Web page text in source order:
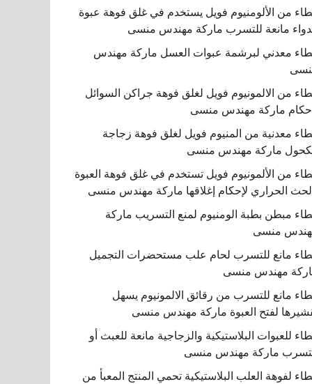
من الألومنيوم فويل يستخدم في غلق فوهة عبوة
مانعة للتسرب ماركة مهندس منسى
معدني لبرشمة عبوات العسل ماركة مهندس
من الالمونيوم فويل لغلق فوهة جراكن السوائل
ماركة مهندس منسى
معدنية من المنيوم فويل لغلق فوهة زجاجة
ماركة مهندس منسى
من الألمونيوم فويل تستخدم في غلق فوهة العبوة
الحراري لإحكام إغلاقها ماركة مهندس منسى
مبطن بطبة الومنيوم لمنع التسريب ماركة
منسى
مانع للتسرب لحام علب مستحضرات التجميل
مهندس منسى
مانع للتسرب من رقائق الالمونيوم يسهل
لفتح العبوة ماركة مهندس منسى
للعبوات البلاستيكية والزجاجية مانعة للعبث أو
ماركة مهندس منسى
لفوهة العلب البلاستيكية تحمي المنتج المعبأ من